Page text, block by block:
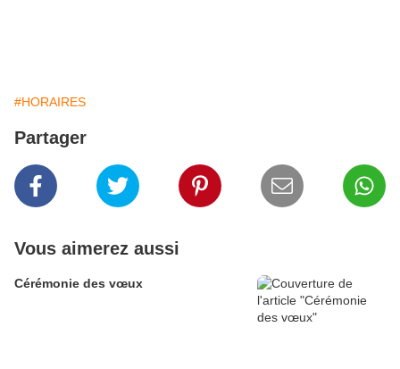
#HORAIRES
Partager
Vous aimerez aussi
Cérémonie des vœux